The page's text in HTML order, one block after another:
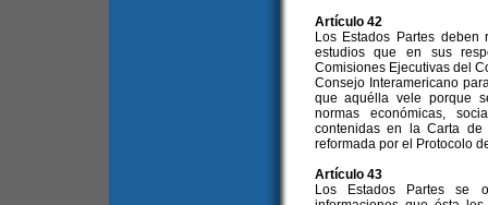
Artículo 42
Los Estados Partes
estudios que en sus
Comisiones Ejecutivas del
Consejo Interamericano
que aquélla vele porque
normas económicas,
contenidas en la Carta de
reformada por el Protocolo
Artículo 43
Los Estados Partes se